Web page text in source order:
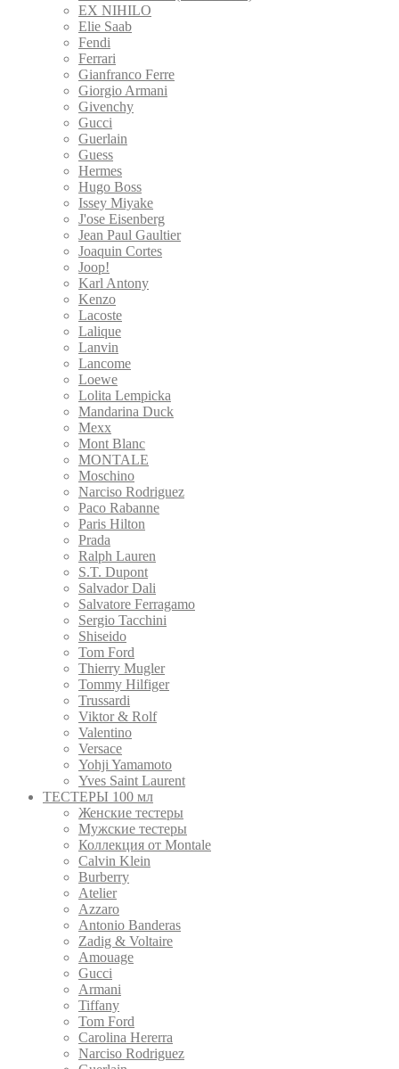
EX NIHILO
Elie Saab
Fendi
Ferrari
Gianfranco Ferre
Giorgio Armani
Givenchy
Gucci
Guerlain
Guess
Hermes
Hugo Boss
Issey Miyake
J'ose Eisenberg
Jean Paul Gaultier
Joaquin Cortes
Joop!
Karl Antony
Kenzo
Lacoste
Lalique
Lanvin
Lancome
Loewe
Lolita Lempicka
Mandarina Duck
Mexx
Mont Blanc
MONTALE
Moschino
Narciso Rodriguez
Paco Rabanne
Paris Hilton
Prada
Ralph Lauren
S.T. Dupont
Salvador Dali
Salvatore Ferragamo
Sergio Tacchini
Shiseido
Tom Ford
Thierry Mugler
Tommy Hilfiger
Trussardi
Viktor & Rolf
Valentino
Versace
Yohji Yamamoto
Yves Saint Laurent
ТЕСТЕРЫ 100 мл
Женские тестеры
Мужские тестеры
Коллекция от Montale
Calvin Klein
Burberry
Atelier
Azzaro
Antonio Banderas
Zadig & Voltaire
Amouage
Gucci
Armani
Tiffany
Tom Ford
Carolina Hererra
Narciso Rodriguez